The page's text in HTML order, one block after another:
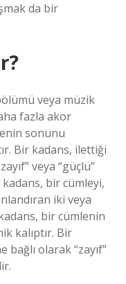
da bir
veya müzik
fazla akor
sonunu
Bir kadans, ilettiği
veya “güçlü”
bir cümleyi,
iki veya
bir cümlenin
kalıptır. Bir
olarak “zayıf”